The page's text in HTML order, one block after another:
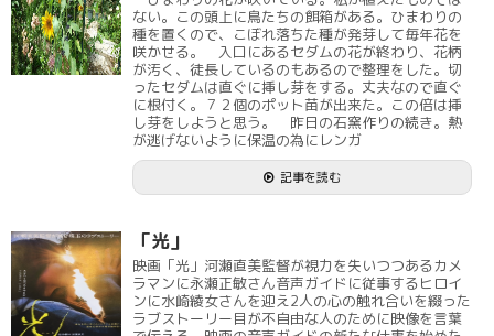
ない。この頭上に鳥たちの餌箱がある。ひまわりの
種を置くので、こぼれ落ちた種が発芽して毎年花を
咲かせる。 入口にあるセダムの花が終わり、花柄
が汚く、徒長しているのもあるので整理をした。切
ったセダムは直ぐに挿し芽をする。丈夫なので直ぐ
に根付く。７２個のポット苗が出来た。この倍は挿
し芽をしようと思う。 昨日の石窯作りの続き。熱
が逃げないように保温の為にレンガ
記事を読む
「光」
映画「光」河瀬直美監督が視力を失いつつあるカメ
ラマンに永瀬正敏さん音声ガイドに従事するヒロイ
ンに水崎綾女さんを迎え2人の心の触れ合いを綴った
ラブストーリー目が不自由な人のために映像を言葉